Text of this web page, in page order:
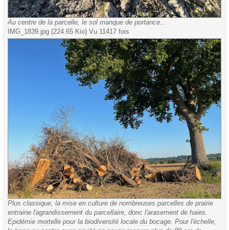
Au centre de la parcelle, le sol manque de portance...
IMG_1839.jpg (224.65 Kio) Vu 11417 fois
Plus classique, la mise en culture de nombreuses parcelles de prairie
entraine l'agrandissement du parcellaire, donc l'arasement de haies.
Epidémie mortelle pour la biodiversité locale du bocage. Pour l'échelle,